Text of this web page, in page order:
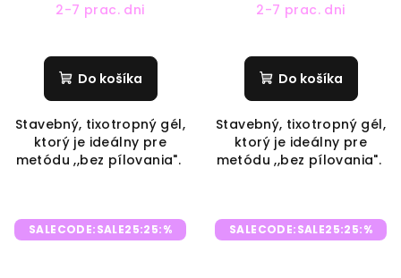
2-7 prac. dni
Do košíka
Stavebný, tixotropný gél,
ktorý je ideálny pre
metódu ,,bez pílovania".
2-7 prac. dni
Do košíka
Stavebný, tixotropný gél,
ktorý je ideálny pre
metódu ,,bez pílovania".
SALECODE:SALE25:25:% SALECODE:SALE25:25:%